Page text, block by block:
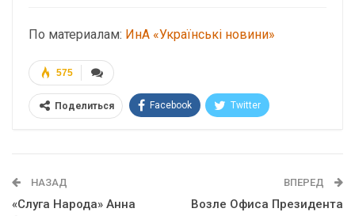
По материалам: ИнА «Українські новини»
575
Поделиться Facebook Twitter
НАЗАД
«Слуга Народа» Анна
ВПЕРЕД
Возле Офиса Президента